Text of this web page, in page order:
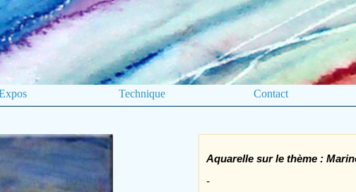
Technique Contact
Aquarelle sur le thème :
-